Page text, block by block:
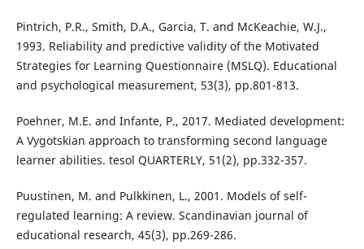
Pintrich, P.R., Smith, D.A., Garcia, T. and McKeachie, W.J.,
1993. Reliability and predictive validity of the Motivated
Strategies for Learning Questionnaire (MSLQ). Educational
and psychological measurement, 53(3), pp.801-813.
Poehner, M.E. and Infante, P., 2017. Mediated development:
A Vygotskian approach to transforming second language
learner abilities. tesol QUARTERLY, 51(2), pp.332-357.
Puustinen, M. and Pulkkinen, L., 2001. Models of self-
regulated learning: A review. Scandinavian journal of
educational research, 45(3), pp.269-286.